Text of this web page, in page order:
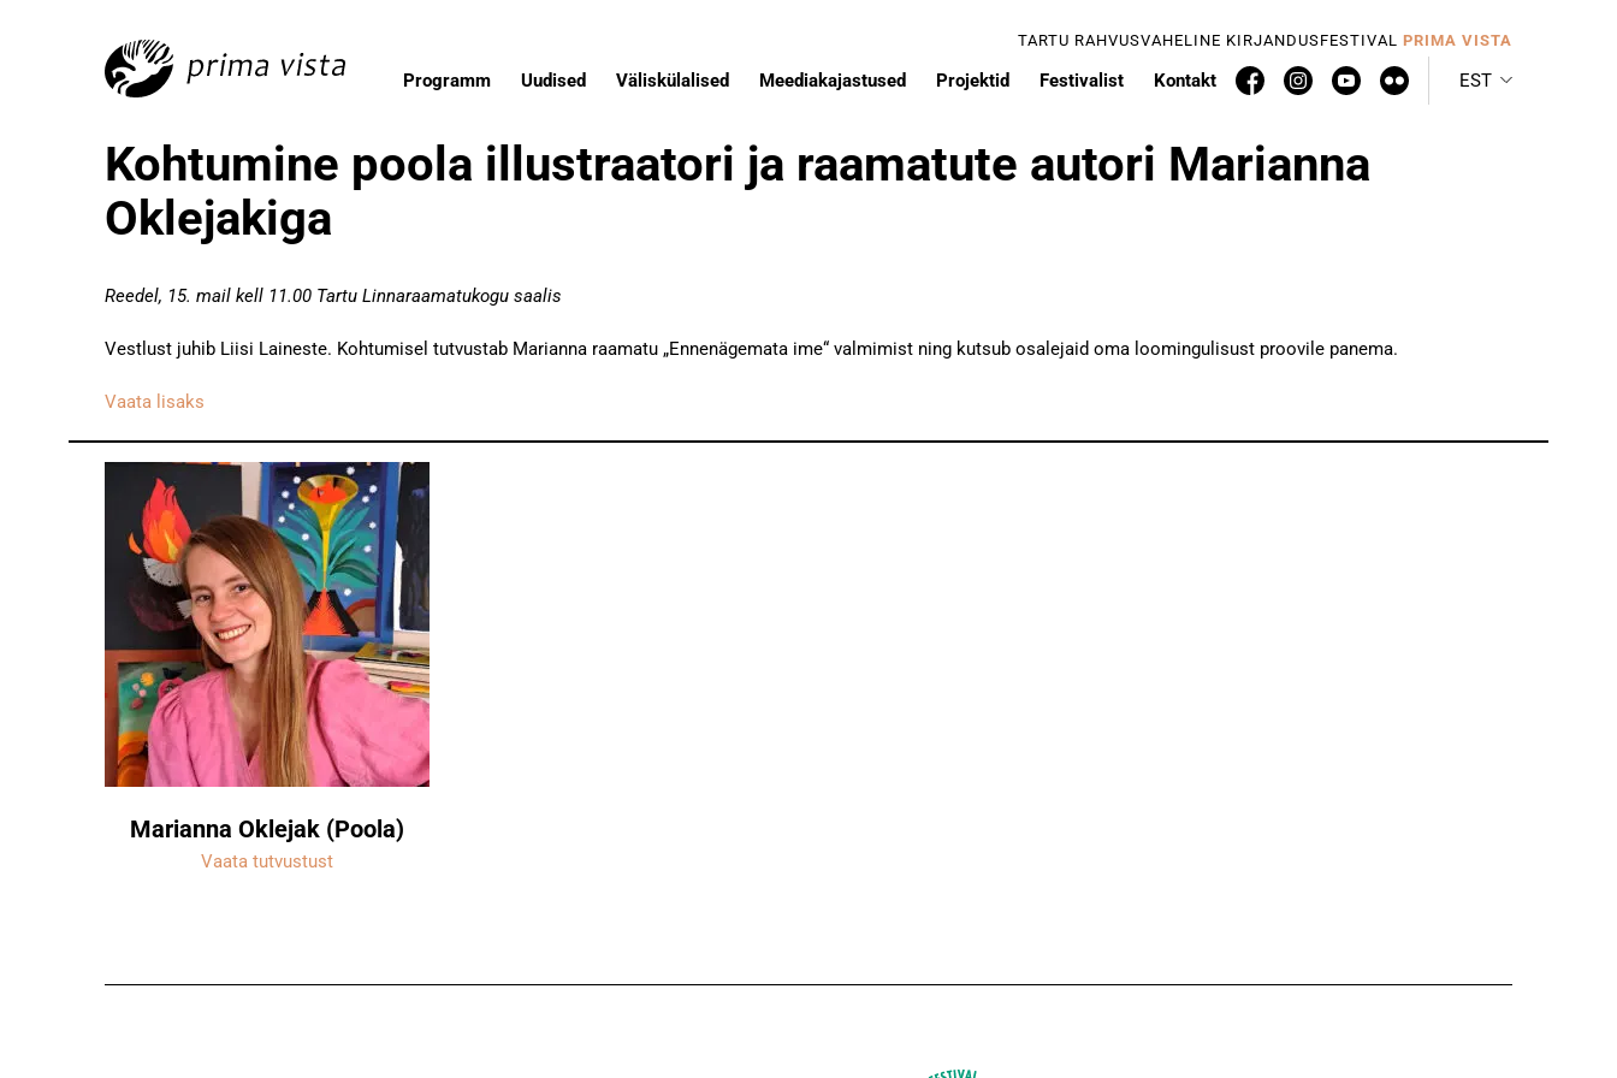
TARTU RAHVUSVAHELINE KIRJANDUSFESTIVAL PRIMA VISTA
Programm Uudised Väliskülalised Meediakajastused Projektid Festivalist Kontakt EST
Kohtumine poola illustraatori ja raamatute autori Marianna
Oklejakiga
Reedel, 15. mail kell 11.00 Tartu Linnaraamatukogu saalis
Vestlust juhib Liisi Laineste. Kohtumisel tutvustab Marianna raamatu „Ennenägemata ime“ valmimist ning kutsub osalejaid oma loomingulisust proovile panema.
Vaata lisaks
Marianna Oklejak (Poola)
Vaata tutvustust